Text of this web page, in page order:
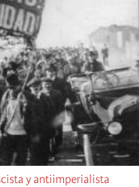
y antiimperialista